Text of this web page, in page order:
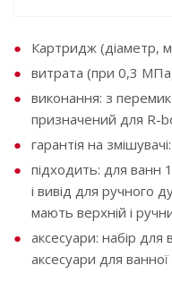
Картридж (діаметр,
витрата (при 0,3
виконання: з
призначений для R-
гарантія на
підходить: для ванн
і вивід для ручного
мають верхній і
аксесуари: набір для
аксесуари для ванної